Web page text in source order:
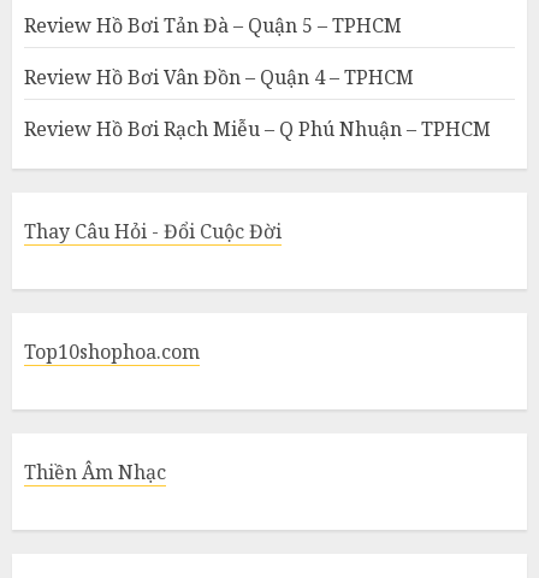
Review Hồ Bơi Tản Đà – Quận 5 – TPHCM
Review Hồ Bơi Vân Đồn – Quận 4 – TPHCM
Review Hồ Bơi Rạch Miễu – Q Phú Nhuận – TPHCM
Thay Câu Hỏi - Đổi Cuộc Đời
Top10shophoa.com
Thiền Âm Nhạc